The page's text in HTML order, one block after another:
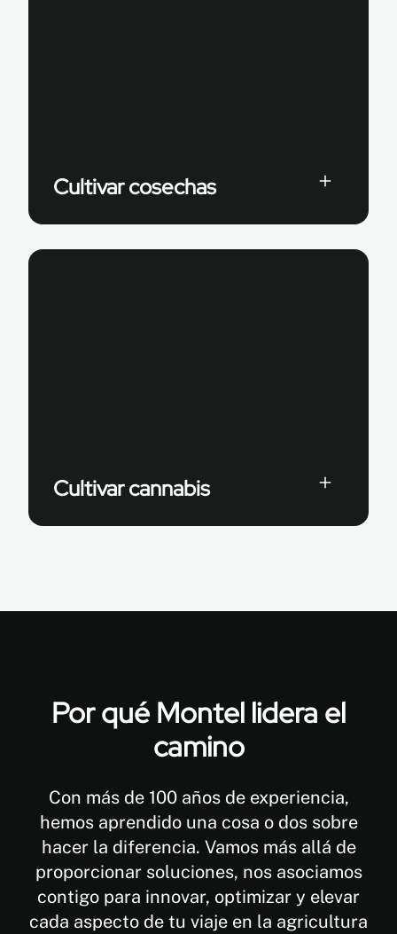
Cultivar cosechas
Cultivar cannabis
Por qué Montel lidera el
camino
Con más de 100 años de experiencia,
hemos aprendido una cosa o dos sobre
hacer la diferencia. Vamos más allá de
proporcionar soluciones, nos asociamos
contigo para innovar, optimizar y elevar
cada aspecto de tu viaje en la agricultura